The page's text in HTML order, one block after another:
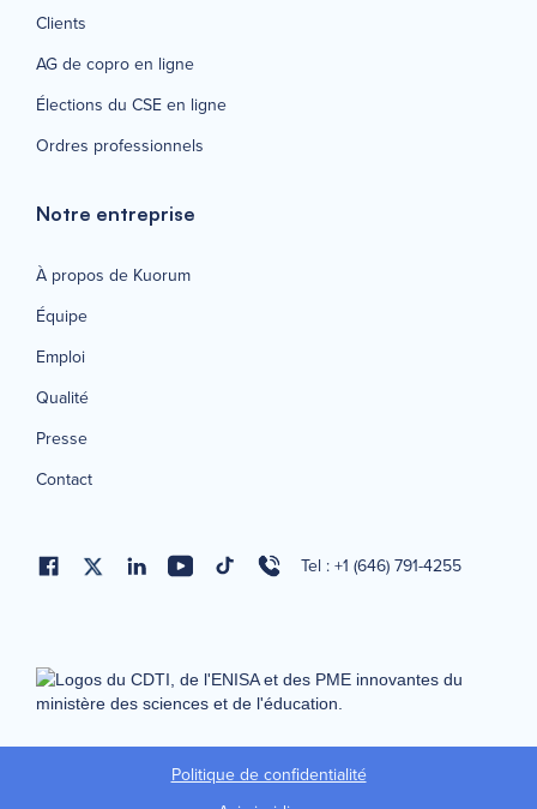
Clients
AG de copro en ligne
Élections du CSE en ligne
Ordres professionnels
Notre entreprise
À propos de Kuorum
Équipe
Emploi
Qualité
Presse
Contact
Tel : +1 (646) 791-4255
Politique de confidentialité